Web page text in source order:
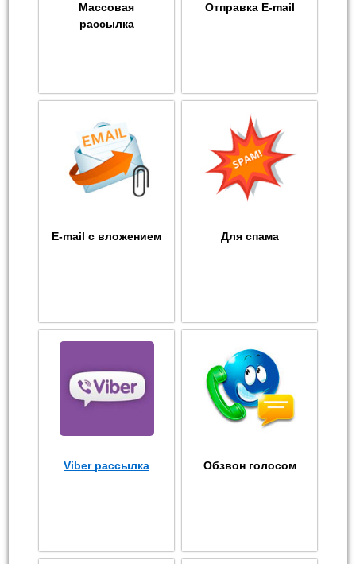
Массовая
рассылка
Отправка E-mail
E-mail с вложением Для спама
Viber рассылка Обзвон голосом